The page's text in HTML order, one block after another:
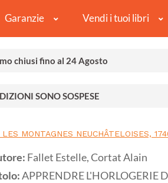
Garanzie Vendi i tuoi libri
chiusi fino al 24 Agosto
SONO SOSPESE
MONTAGNES NEUCHÂTELOISES,
Fallet Estelle, Cortat Alain
APPRENDRE L'HORLOGERIE